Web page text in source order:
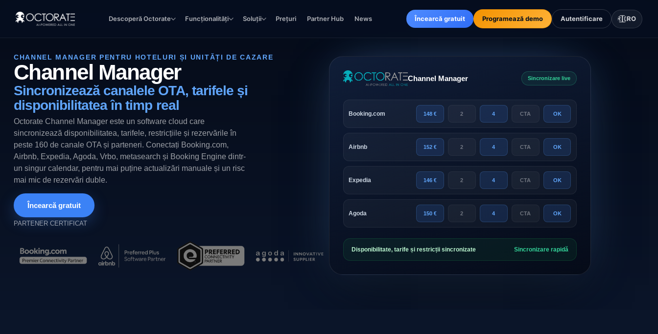
Descoperă Octorate Funcționalități Soluții Prețuri Partner Hub News Încearcă gratuit Programează demo Autentificare 🇷🇴RO
CHANNEL MANAGER PENTRU HOTELURI ȘI UNITĂȚI DE CAZARE
Channel Manager
Sincronizează canalele OTA, tarifele și
disponibilitatea în timp real
Octorate Channel Manager este un software cloud care
sincronizează disponibilitatea, tarifele, restricțiile și rezervările în
peste 160 de canale OTA și parteneri. Conectați Booking.com,
Airbnb, Expedia, Agoda, Vrbo, metasearch și Booking Engine dintr-
un singur calendar, pentru mai puține actualizări manuale și un risc
mai mic de rezervări duble.
Încearcă gratuit
PARTENER CERTIFICAT
Channel Manager Sincronizare live
Booking.com 148 € 2 4 CTA OK
Airbnb 152 € 2 4 CTA OK
Expedia 146 € 2 4 CTA OK
Agoda 150 € 2 4 CTA OK
Disponibilitate, tarife și restricții sincronizate Sincronizare rapidă